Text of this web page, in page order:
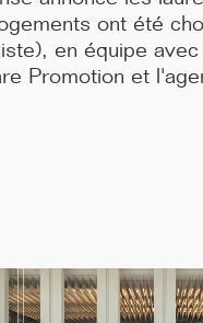
GRAND PRIX
pour jeunes travailleurs de
des bâtiments bas carbone
ont été
en équipe
Promotion et